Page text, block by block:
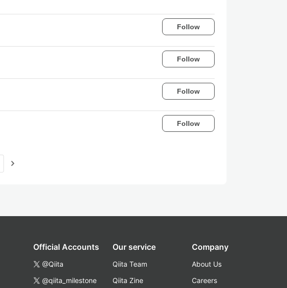
Follow
Follow
Follow
Follow
navigate_next
Official Accounts
@Qiita
@qiita_milestone
Our service
Qiita Team
Qiita Zine
Company
About Us
Careers